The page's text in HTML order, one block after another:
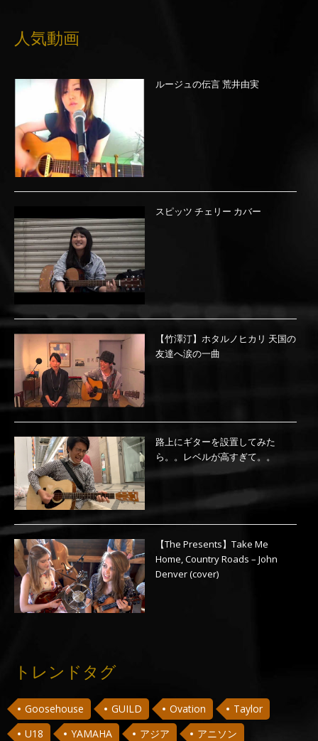
人気動画
ルージュの伝言 荒井由実
スピッツ チェリー カバー
【竹澤汀】ホタルノヒカリ 天国の
友達へ涙の一曲
路上にギターを設置してみた
ら。。レベルが高すぎて。。
【The Presents】Take Me
Home, Country Roads – John
Denver (cover)
トレンドタグ
Goosehouse GUILD Ovation
Taylor
U18
YAMAHA アジア
アニソン